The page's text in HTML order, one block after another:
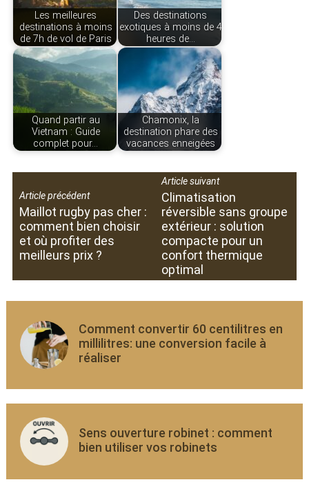
Les meilleures
destinations à moins
de 7h de vol de Paris
Des destinations
exotiques à moins de 4
heures de…
Quand partir au
Vietnam : Guide
complet pour…
Chamonix, la
destination phare des
vacances enneigées
Article précédent
Maillot rugby pas cher :
comment bien choisir
et où profiter des
meilleurs prix ?
Article suivant
Climatisation
réversible sans groupe
extérieur : solution
compacte pour un
confort thermique
optimal
Comment convertir 60 centilitres en
millilitres: une conversion facile à
réaliser
Sens ouverture robinet : comment
bien utiliser vos robinets